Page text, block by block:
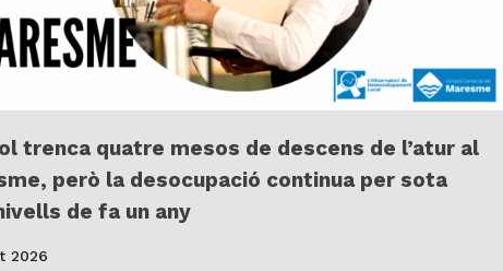
trenca quatre mesos de descens de l’atur al
però la desocupació continua per sota
de fa un any
2026